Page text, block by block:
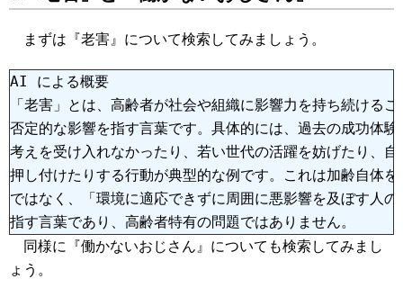
まずは『老害』について検索してみましょう。
AI による概要
「老害」とは、高齢者が社会や組織に影響力を持ち続ける
否定的な影響を指す言葉です。具体的には、過去の成功体
考えを受け入れなかったり、若い世代の活躍を妨げたり、
押し付けたりする行動が典型的な例です。これは加齢自体
ではなく、「環境に適応できずに周囲に悪影響を及ぼす人の
指す言葉であり、高齢者特有の問題ではありません。
同様に『働かないおじさん』についても検索してみまし
ょう。